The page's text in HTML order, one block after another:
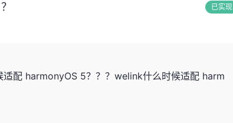
已实现
配 harmonyOS 5？？？welink什么时候适配 harm